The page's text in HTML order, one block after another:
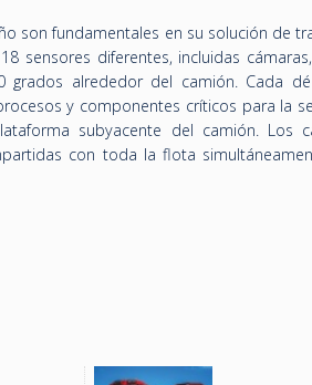
son fundamentales en su solución de
sensores diferentes, incluidas
alrededor del camión. Cada
y componentes críticos para la
subyacente del camión. Los
con toda la flota